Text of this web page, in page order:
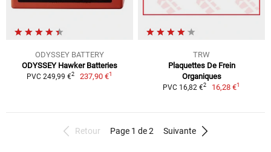
ODYSSEY BATTERY
ODYSSEY Hawker Batteries
PVC 249,99 €2 237,90 €1
TRW
Plaquettes De Frein
Organiques
PVC 16,82 €2 16,28 €1
Retour Page 1 de 2 Suivante